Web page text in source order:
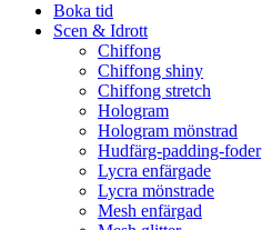
Boka tid
Scen & Idrott
Chiffong
Chiffong shiny
Chiffong stretch
Hologram
Hologram mönstrad
Hudfärg-padding-foder
Lycra enfärgade
Lycra mönstrade
Mesh enfärgad